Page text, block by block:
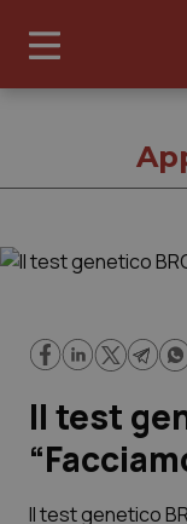
Cronache
Governo e
Regioni e Asl
Il test
Il test genetico